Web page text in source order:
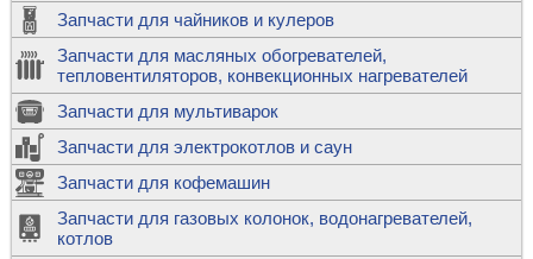
Запчасти для чайников и кулеров
Запчасти для масляных обогревателей,
тепловентиляторов, конвекционных нагревателей
Запчасти для мультиварок
Запчасти для электрокотлов и саун
Запчасти для кофемашин
Запчасти для газовых колонок, водонагревателей,
котлов